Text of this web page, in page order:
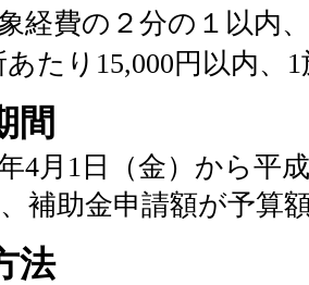
経費の２分の１以内
たり15,000円以内、
間
4月1日（金）から平
補助金申請額が予算
法